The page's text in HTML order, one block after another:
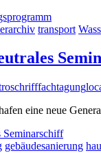
transport
fachtagung
eine neue
Seminarschiff
gebäudesanierung